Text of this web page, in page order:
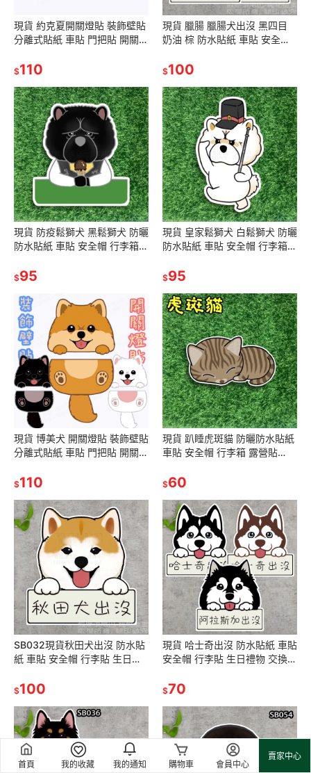
首頁 我的收藏 我的通知 購物車 會員中心
賣家中心
現貨 約克夏開關燈貼 裝飾壁貼
分離式貼紙 車貼 門把貼 開關裝
聖誕禮物
$110
現貨 臘腸 臘腸犬出沒 黑四目
奶油 棕 防水貼紙 車貼 安全帽
禮物
$100
現貨 防疫鬆獅犬 黑鬆獅犬 防曬
防水貼紙 車貼 安全帽 行李箱
$95
現貨 皇家鬆獅犬 白鬆獅犬 防曬
防水貼紙 車貼 安全帽 行李箱
$95
現貨 博美犬 開關燈貼 裝飾壁貼
分離式貼紙 車貼 門把貼 開關裝
聖誕禮物
$110
現貨 趴睡虎斑貓 防曬防水貼紙
車貼 安全帽 行李箱 露營貼
$60
SB032現貨秋田犬出沒 防水貼
紙 車貼 安全帽 行李貼 生日禮
$100
現貨 哈士奇出沒 防水貼紙 車貼
安全帽 行李貼 生日禮物 交換禮
$70